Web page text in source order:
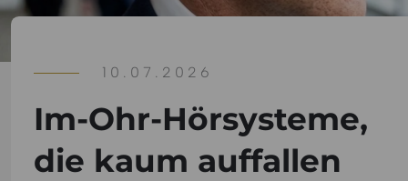
10.07.2026
Im-Ohr-Hörsysteme,
die kaum auffallen